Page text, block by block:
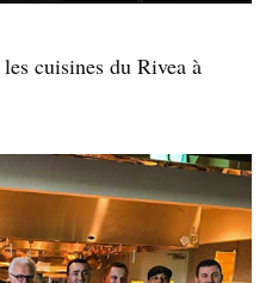
cuisines du Rivea à